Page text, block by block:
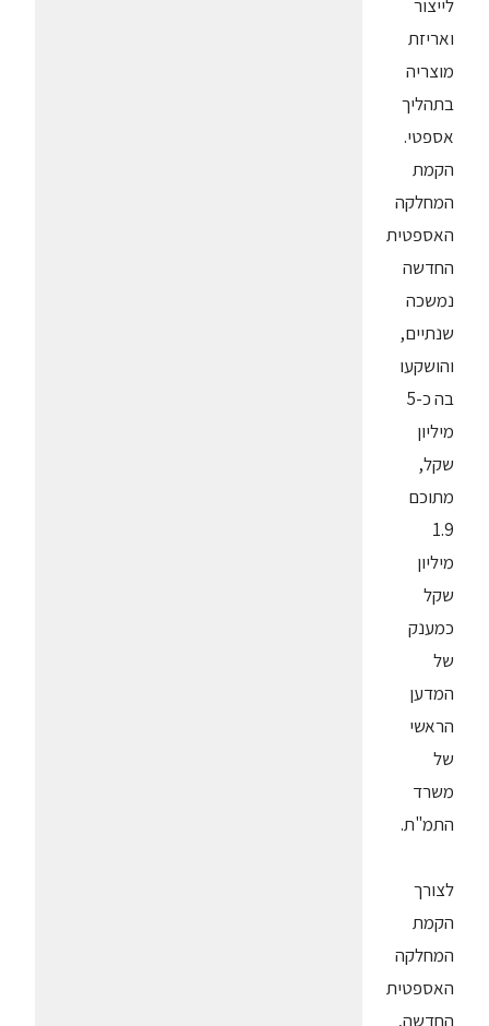
לייצור
ואריזת
מוצריה
בתהליך
אספטי.
הקמת
המחלקה
האספטית
החדשה
נמשכה
שנתיים,
והושקעו
בה כ-5
מיליון
שקל,
מתוכם
1.9
מיליון
שקל
כמענק
של
המדען
הראשי
של
משרד
התמ"ת.
לצורך
הקמת
המחלקה
האספטית
החדשה,